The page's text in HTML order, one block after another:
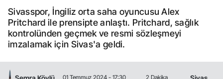
Sivasspor, İngiliz orta saha oyuncusu Alex
Pritchard ile prensipte anlaştı. Pritchard, sağlık
kontrolünden geçmek ve resmi sözleşmeyi
imzalamak için Sivas'a geldi.
01 Temmuz 2024 - 17:30
2 Dakika